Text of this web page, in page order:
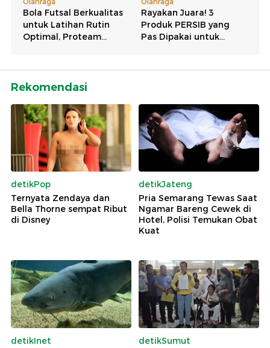
Rekomendasi
detikPop
Ternyata Zendaya dan
Bella Thorne sempat Ribut
di Disney
detikJateng
Pria Semarang Tewas Saat
Ngamar Bareng Cewek di
Hotel, Polisi Temukan Obat
Kuat
detikInet
detikSumut